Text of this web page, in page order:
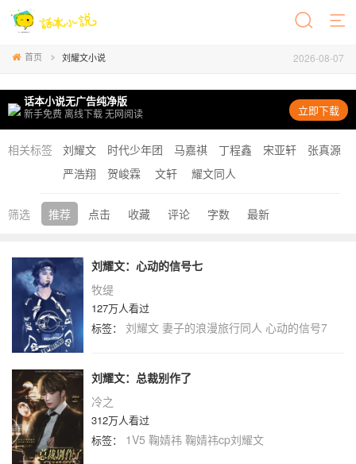
首页 刘耀文小说 2026-08-07
话本小说无广告纯净版
新手免费 离线下载 无网阅读 立即下载
相关标签 刘耀文 时代少年团 马嘉祺 丁程鑫 宋亚轩
张真源
严浩翔
贺峻霖 文轩 耀文同人
筛选 推荐 点击 收藏 评论 字数 最新
刘耀文：心动的信号七
牧缇
127万人看过
标签： 刘耀文 妻子的浪漫旅行同人 心动的信号7
刘耀文：总裁别作了
冷之
312万人看过
标签： 1V5 鞠婧祎 鞠婧祎cp刘耀文